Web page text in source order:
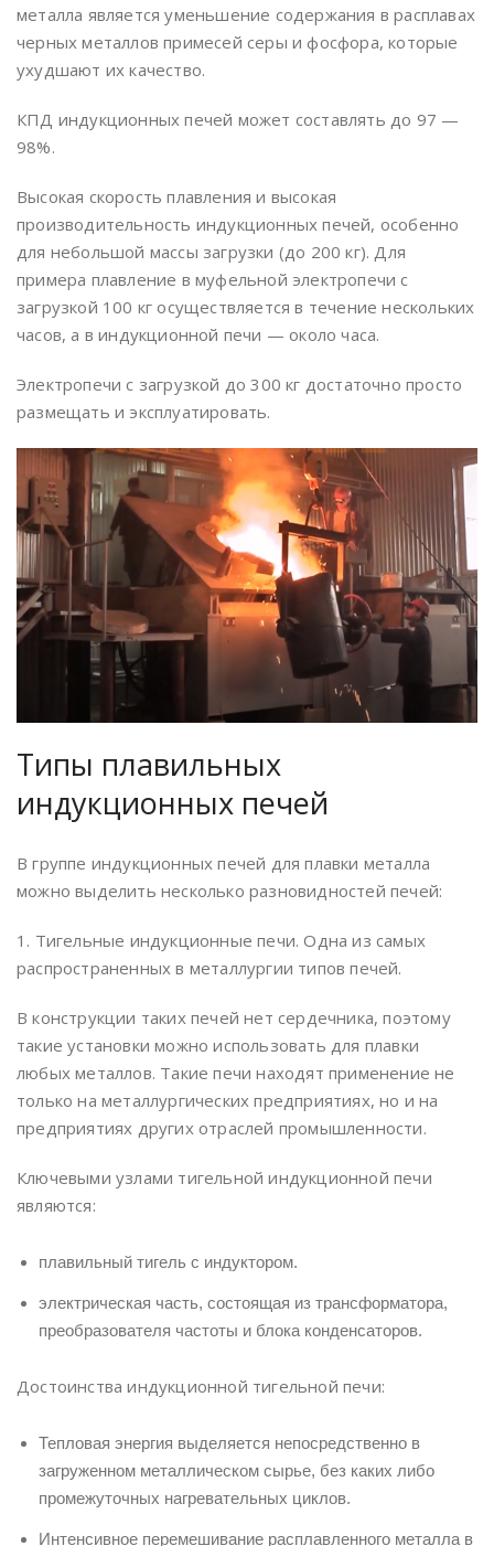
металла является уменьшение содержания в расплавах
черных металлов примесей серы и фосфора, которые
ухудшают их качество.
КПД индукционных печей может составлять до 97 —
98%.
Высокая скорость плавления и высокая
производительность индукционных печей, особенно
для небольшой массы загрузки (до 200 кг). Для
примера плавление в муфельной электропечи с
загрузкой 100 кг осуществляется в течение нескольких
часов, а в индукционной печи — около часа.
Электропечи с загрузкой до 300 кг достаточно просто
размещать и эксплуатировать.
Типы плавильных
индукционных печей
В группе индукционных печей для плавки металла
можно выделить несколько разновидностей печей:
1. Тигельные индукционные печи. Одна из самых
распространенных в металлургии типов печей.
В конструкции таких печей нет сердечника, поэтому
такие установки можно использовать для плавки
любых металлов. Такие печи находят применение не
только на металлургических предприятиях, но и на
предприятиях других отраслей промышленности.
Ключевыми узлами тигельной индукционной печи
являются:
плавильный тигель с индуктором.
электрическая часть, состоящая из трансформатора,
преобразователя частоты и блока конденсаторов.
Достоинства индукционной тигельной печи:
Тепловая энергия выделяется непосредственно в
загруженном металлическом сырье, без каких либо
промежуточных нагревательных циклов.
Интенсивное перемешивание расплавленного металла в